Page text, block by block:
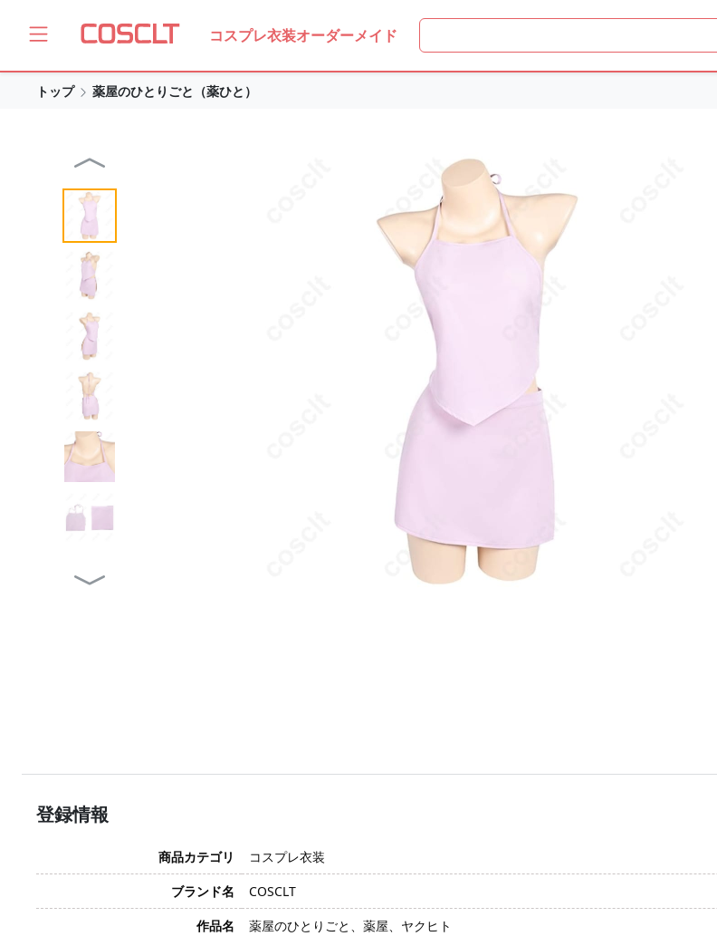
コスプレ衣装オーダーメイド
トップ 薬屋のひとりごと（薬ひと）
登録情報
商品カテゴリ
コスプレ衣装
ブランド名
COSCLT
作品名
薬屋のひとりごと、薬屋、ヤクヒト